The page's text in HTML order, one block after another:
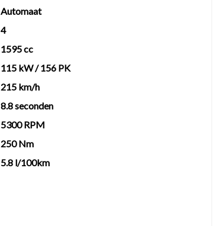
Automaat
4
1595 cc
115 kW / 156 PK
215 km/h
8.8 seconden
5300 RPM
250 Nm
5.8 l/100km